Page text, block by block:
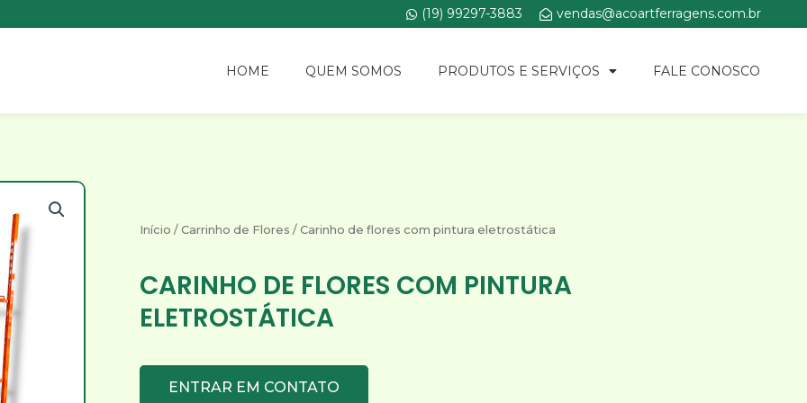
(19) 99297-3883 vendas@acoartferragens.com.br
HOME QUEM SOMOS PRODUTOS E SERVIÇOS FALE CONOSCO
Início / Carrinho de Flores / Carinho de flores com pintura eletrostática
CARINHO DE FLORES COM PINTURA
ELETROSTÁTICA
ENTRAR EM CONTATO